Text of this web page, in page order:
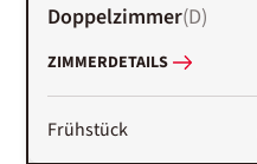
Doppelzimmer(D)
ZIMMERDETAILS
Frühstück